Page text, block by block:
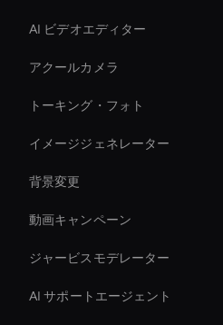
AI ビデオエディター
アクールカメラ
トーキング・フォト
イメージジェネレーター
背景変更
動画キャンペーン
ジャービスモデレーター
AI サポートエージェント